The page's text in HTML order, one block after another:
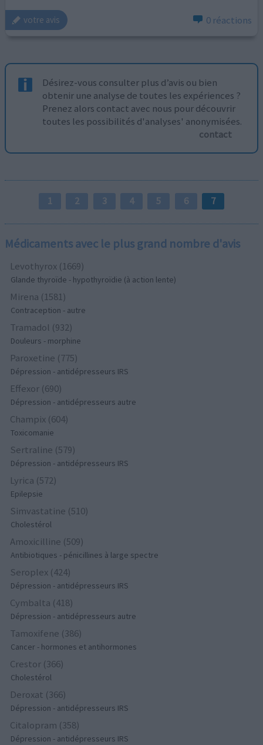
votre avis 0 réactions
Désirez-vous consulter plus d’avis ou bien
obtenir une analyse de toutes les expériences ?
Prenez alors contact avec nous pour découvrir
toutes les possibilités d'analyses' anonymisées.
contact
1 2 3 4 5 6 7
Médicaments avec le plus grand nombre d'avis
Levothyrox (1669)
Glande thyroïde - hypothyroïdie (à action lente)
Mirena (1581)
Contraception - autre
Tramadol (932)
Douleurs - morphine
Paroxetine (775)
Dépression - antidépresseurs IRS
Effexor (690)
Dépression - antidépresseurs autre
Champix (604)
Toxicomanie
Sertraline (579)
Dépression - antidépresseurs IRS
Lyrica (572)
Epilepsie
Simvastatine (510)
Cholestérol
Amoxicilline (509)
Antibiotiques - pénicillines à large spectre
Seroplex (424)
Dépression - antidépresseurs IRS
Cymbalta (418)
Dépression - antidépresseurs autre
Tamoxifene (386)
Cancer - hormones et antihormones
Crestor (366)
Cholestérol
Deroxat (366)
Dépression - antidépresseurs IRS
Citalopram (358)
Dépression - antidépresseurs IRS